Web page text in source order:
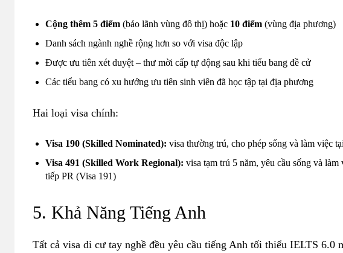
Cộng thêm 5 điểm (bảo lãnh vùng đô thị) hoặc 10 điểm (vùng địa phương)
Danh sách ngành nghề rộng hơn so với visa độc lập
Được ưu tiên xét duyệt – thư mời cấp tự động sau khi tiểu bang đề cử
Các tiểu bang có xu hướng ưu tiên sinh viên đã học tập tại địa phương
Hai loại visa chính:
Visa 190 (Skilled Nominated): visa thường trú, cho phép sống và làm việc
Visa 491 (Skilled Work Regional): visa tạm trú 5 năm, yêu cầu sống và
tiếp PR (Visa 191)
5. Khả Năng Tiếng Anh
Tất cả visa di cư tay nghề đều yêu cầu tiếng Anh tối thiểu IELTS